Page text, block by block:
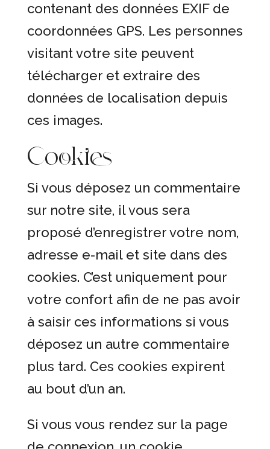
contenant des données EXIF de
coordonnées GPS. Les personnes
visitant votre site peuvent
télécharger et extraire des
données de localisation depuis
ces images.
Cookies
Si vous déposez un commentaire
sur notre site, il vous sera
proposé d’enregistrer votre nom,
adresse e-mail et site dans des
cookies. C’est uniquement pour
votre confort afin de ne pas avoir
à saisir ces informations si vous
déposez un autre commentaire
plus tard. Ces cookies expirent
au bout d’un an.
Si vous vous rendez sur la page